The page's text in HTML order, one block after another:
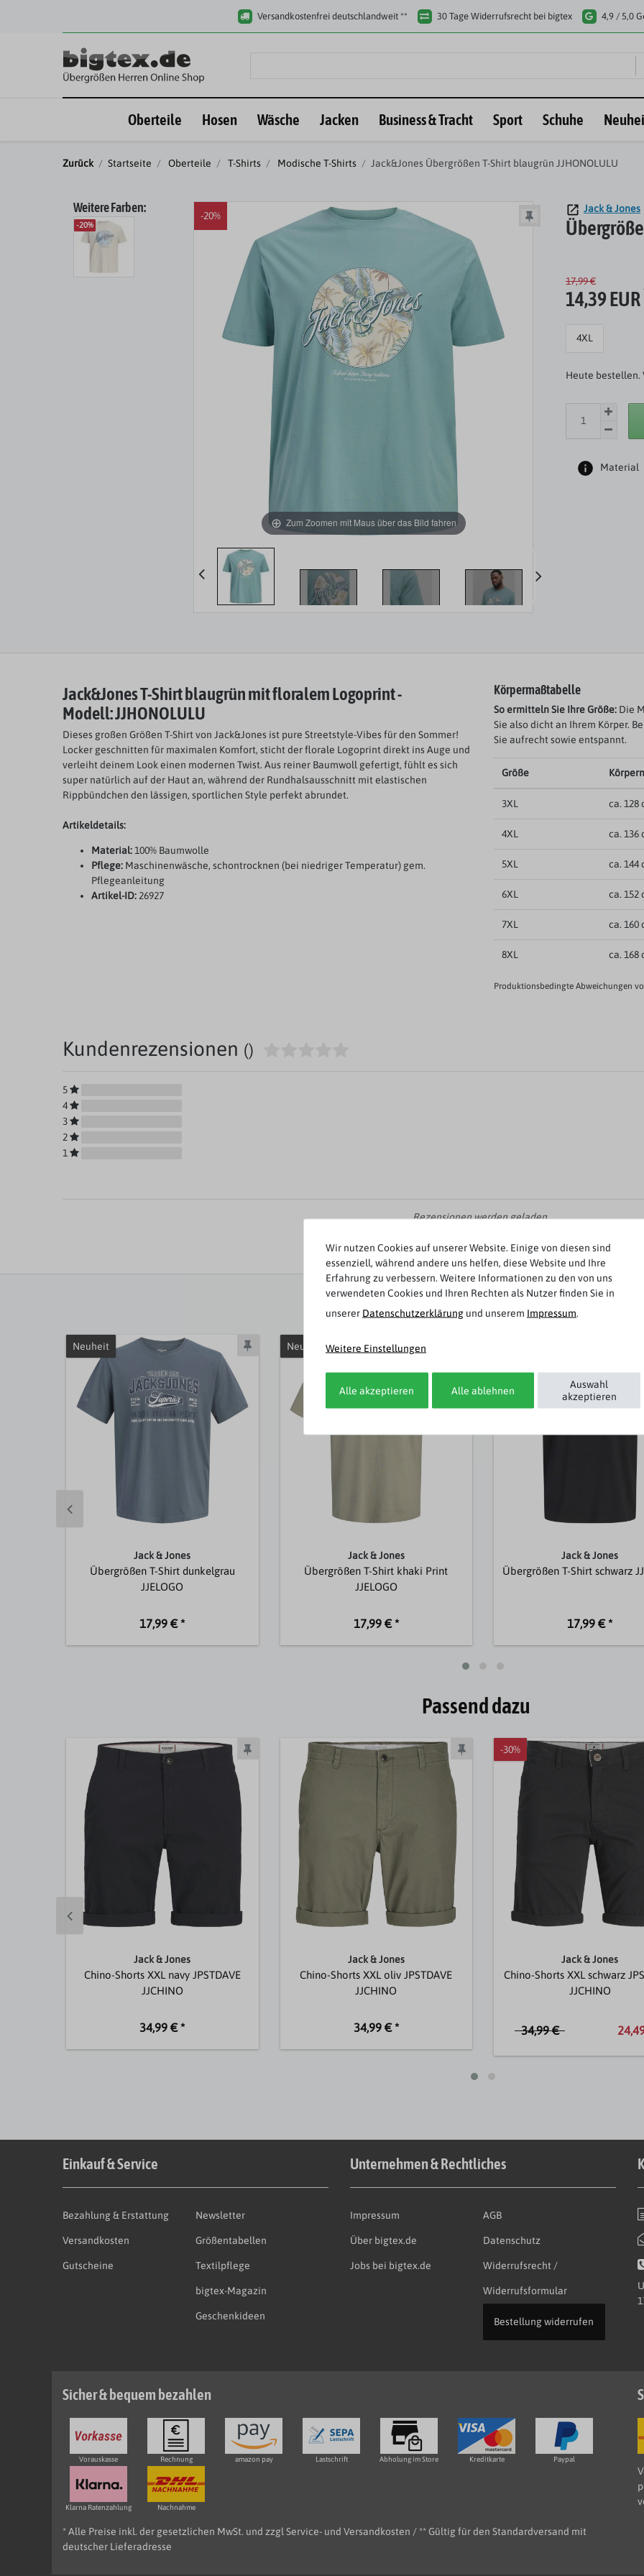
Versandkostenfrei deutschlandweit ** 30 Tage Widerrufsrecht bei bigtex 4,9 / 5,0
Oberteile Hosen Wäsche Jacken Business & Tracht Sport Schuhe
Zurück Startseite Oberteile T-Shirts Modische T-Shirts Jack&Jones Übergrößen T-Shirt blaugrün JJHONOLULU
Weitere Farben:
-20%
Zum Zoomen mit Maus über das Bild fahren
-20%
Jack & Jones
17,99 €
14,39 EUR
4XL
Heute bestellen.
Material
Jack&Jones T-Shirt blaugrün mit floralem Logoprint -
Modell: JJHONOLULU
Dieses großen Größen T-Shirt von Jack&Jones ist pure Streetstyle-Vibes für den Sommer!
Locker geschnitten für maximalen Komfort, sticht der florale Logoprint direkt ins Auge und
verleiht deinem Look einen modernen Twist. Aus reiner Baumwoll gefertigt, fühlt es sich
super natürlich auf der Haut an, während der Rundhalsausschnitt mit elastischen
Rippbündchen den lässigen, sportlichen Style perfekt abrundet.
Artikeldetails:
Material:100% Baumwolle
Pflege: Maschinenwäsche, schontrocknen (bei niedriger Temperatur) gem.
Pflegeanleitung
Artikel-ID: 26927
Körpermaßtabelle
So ermitteln Sie Ihre Größe: Die
Sie also dicht an Ihrem Körper.
Sie aufrecht sowie entspannt.
Größe
3XL ca. 128
4XL ca. 136
5XL ca. 144
6XL ca. 152
7XL ca. 160
8XL ca. 168
Produktionsbedingte Abweichungen
Kundenrezensionen ()
5
4
3
2
1
Rezensionen werden geladen...
Weitere Artikel von Jack & Jones
Neuheit
Jack & Jones
Übergrößen T-Shirt dunkelgrau
JJELOGO
17,99 € *
Neuheit
Jack & Jones
Übergrößen T-Shirt khaki Print
JJELOGO
17,99 € *
Jack & Jones
Übergrößen T-Shirt schwarz
17,99 € *
Passend dazu
Jack & Jones
Chino-Shorts XXL navy JPSTDAVE
JJCHINO
34,99 € *
Jack & Jones
Chino-Shorts XXL oliv JPSTDAVE
JJCHINO
34,99 € *
-30%
Jack & Jones
Chino-Shorts XXL schwarz
JJCHINO
34,99 €
Wir nutzen Cookies auf unserer Website. Einige von diesen sind
essenziell, während andere uns helfen, diese Website und Ihre
Erfahrung zu verbessern. Weitere Informationen zu den von uns
verwendeten Cookies und Ihren Rechten als Nutzer finden Sie in
unserer Daten­schutz­erklärung und unserem Impressum.
Weitere Einstellungen
Alle akzeptieren Alle ablehnen
Auswahl
akzeptieren
Einkauf & Service
Bezahlung & Erstattung
Versandkosten
Gutscheine
Newsletter
Größentabellen
Textilpflege
bigtex-Magazin
Geschenkideen
Unternehmen & Rechtliches
Impressum
Über bigtex.de
Jobs bei bigtex.de
AGB
Datenschutz
Widerrufsrecht /
Widerrufsformular
Bestellung widerrufen
Sicher & bequem bezahlen
Vorauskasse Rechnung amazon pay Lastschrift Abholung im Store Kreditkarte Paypal
Klarna Ratenzahlung Nachnahme
* Alle Preise inkl. der gesetzlichen MwSt. und zzgl Service- und Versandkosten / ** Gültig für den Standardversand mit
deutscher Lieferadresse